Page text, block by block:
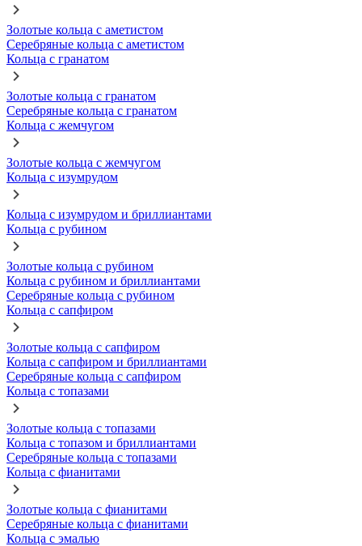
Золотые кольца с аметистом
Серебряные кольца с аметистом
Кольца с гранатом
Золотые кольца с гранатом
Серебряные кольца с гранатом
Кольца с жемчугом
Золотые кольца с жемчугом
Кольца с изумрудом
Кольца с изумрудом и бриллиантами
Кольца с рубином
Золотые кольца с рубином
Кольца с рубином и бриллиантами
Серебряные кольца с рубином
Кольца с сапфиром
Золотые кольца с сапфиром
Кольца с сапфиром и бриллиантами
Серебряные кольца с сапфиром
Кольца с топазами
Золотые кольца с топазами
Кольца с топазом и бриллиантами
Серебряные кольца с топазами
Кольца с фианитами
Золотые кольца с фианитами
Серебряные кольца с фианитами
Кольца с эмалью